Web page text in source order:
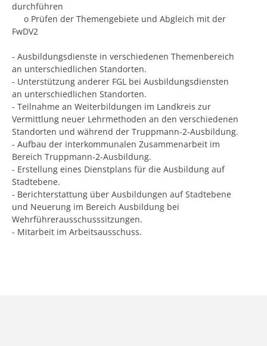
durchführen
o Prüfen der Themengebiete und Abgleich mit der
FwDV2
- Ausbildungsdienste in verschiedenen Themenbereich
an unterschiedlichen Standorten.
- Unterstützung anderer FGL bei Ausbildungsdiensten
an unterschiedlichen Standorten.
- Teilnahme an Weiterbildungen im Landkreis zur
Vermittlung neuer Lehrmethoden an den verschiedenen
Standorten und während der Truppmann-2-Ausbildung.
- Aufbau der interkommunalen Zusammenarbeit im
Bereich Truppmann-2-Ausbildung.
- Erstellung eines Dienstplans für die Ausbildung auf
Stadtebene.
- Berichterstattung über Ausbildungen auf Stadtebene
und Neuerung im Bereich Ausbildung bei
Wehrführerausschusssitzungen.
- Mitarbeit im Arbeitsausschuss.